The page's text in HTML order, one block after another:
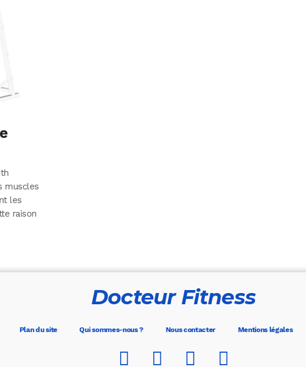
muscles
les
raison
Docteur Fitness
Plan du site Qui sommes-nous ? Nous contacter Mentions légales